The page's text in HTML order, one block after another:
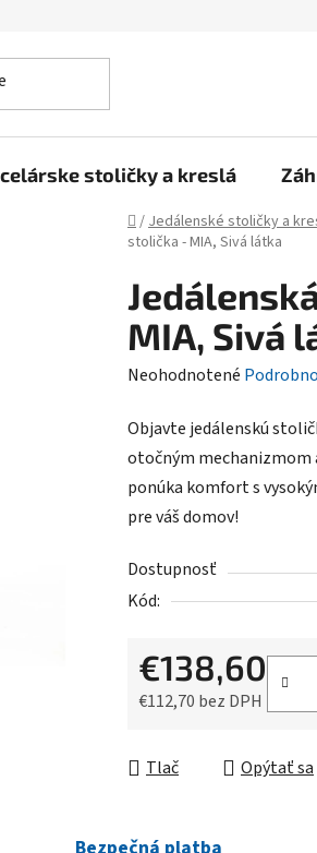
osobných údajov Reklamačný
stoličky a kreslá
Domov
/Jedálenské stoličky a
stolička - MIA, Sivá látka
MIA, Sivá
Priemerné
produktu
je
0,0
z
hviezdičiek.
Neohodnotené
Objavte jedálenskú
otočným mechanizmom
ponúka komfort s
pre váš domov!
Dostupnosť
Kód:
€138,60
€112,70 bez DPH
Tlač Opýtať sa